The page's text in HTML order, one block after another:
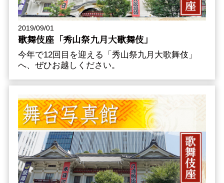
2019/09/01
歌舞伎座「秀山祭九月大歌舞伎」
今年で12回目を迎える「秀山祭九月大歌舞伎」
へ、ぜひお越しください。